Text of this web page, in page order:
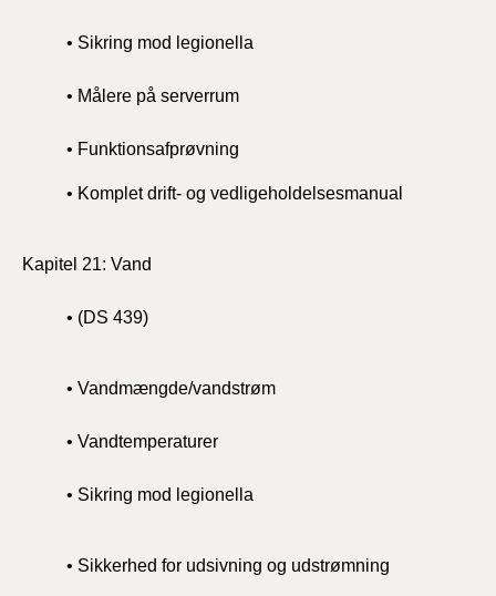
• Sikring mod legionella
• Målere på serverrum
• Funktionsafprøvning
• Komplet drift- og vedligeholdelsesmanual
Kapitel 21: Vand
• (DS 439)
• Vandmængde/vandstrøm
• Vandtemperaturer
• Sikring mod legionella
• Sikkerhed for udsivning og udstrømning